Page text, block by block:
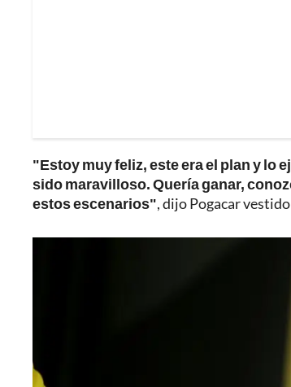
"Estoy muy feliz, este era el plan y lo
sido maravilloso. Quería ganar,
estos escenarios", dijo Pogacar